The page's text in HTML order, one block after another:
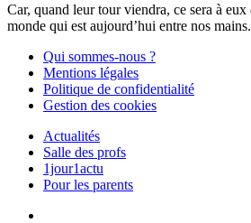
Car, quand leur tour viendra, ce sera à
monde qui est aujourd’hui entre nos mains.
Qui sommes-nous ?
Mentions légales
Politique de confidentialité
Gestion des cookies
Actualités
Salle des profs
1jour1actu
Pour les parents